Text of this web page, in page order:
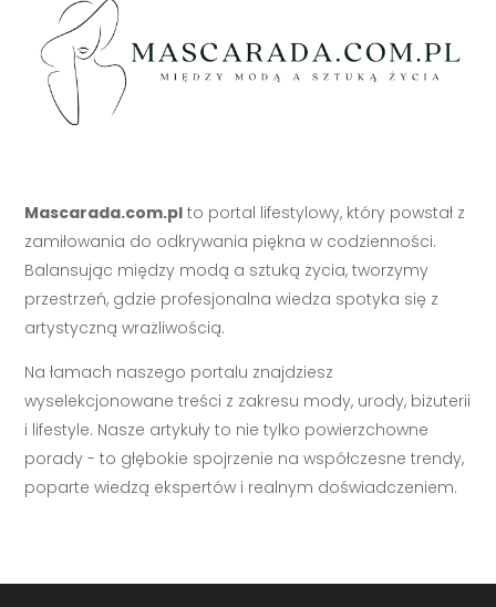
Mascarada.com.pl to portal lifestylowy, który powstał z
zamiłowania do odkrywania piękna w codzienności.
Balansując między modą a sztuką życia, tworzymy
przestrzeń, gdzie profesjonalna wiedza spotyka się z
artystyczną wrażliwością.
Na łamach naszego portalu znajdziesz
wyselekcjonowane treści z zakresu mody, urody, biżuterii
i lifestyle. Nasze artykuły to nie tylko powierzchowne
porady - to głębokie spojrzenie na współczesne trendy,
poparte wiedzą ekspertów i realnym doświadczeniem.